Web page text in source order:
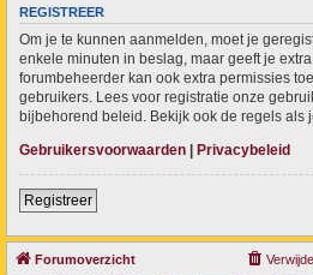
REGISTREER
Om je te kunnen aanmelden, moet je
enkele minuten in beslag, maar geeft je
forumbeheerder kan ook extra permissies
gebruikers. Lees voor registratie onze
bijbehorend beleid. Bekijk ook de regels als
Gebruikersvoorwaarden
Privacybeleid
Registreer
Forumoverzicht